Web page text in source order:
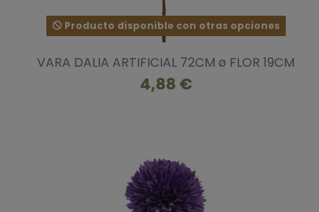
Producto disponible con otras opciones
VARA DALIA ARTIFICIAL 72CM ø FLOR 19CM
4,88 €